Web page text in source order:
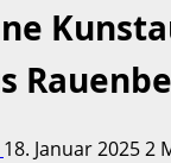
18. Januar 20252